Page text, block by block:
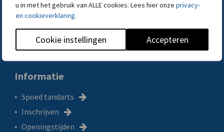
u in met het gebruik van ALLE cookies. Lees hier onze privacy-
en cookieverklaring.
Cookie instellingen Accepteren
Tarieven
Kwaliteit en service
Informatie
Spoed tandarts
Inschrijven
Openingstijden